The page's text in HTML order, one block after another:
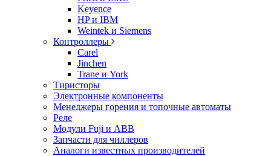
Keyence
HP и IBM
Weintek и Siemens
Контроллеры
Carel
Jinchen
Trane и York
Тиристоры
Электронные компоненты
Менеджеры горения и топочные автоматы
Реле
Модули Fuji и ABB
Запчасти для чиллеров
Аналоги известных производителей